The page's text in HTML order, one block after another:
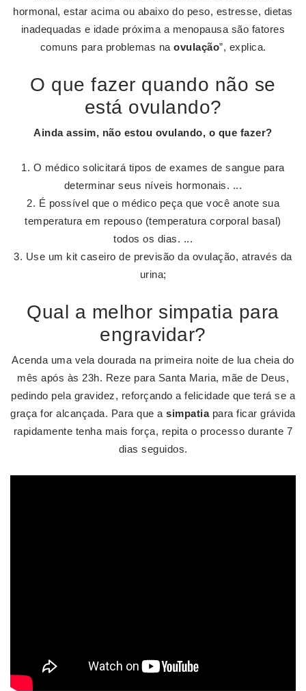
hormonal, estar acima ou abaixo do peso, estresse, dietas
inadequadas e idade próxima a menopausa são fatores
comuns para problemas na ovulação”, explica.
O que fazer quando não se
está ovulando?
Ainda assim, não estou ovulando, o que fazer?
O médico solicitará tipos de exames de sangue para
determinar seus níveis hormonais. ...
É possível que o médico peça que você anote sua
temperatura em repouso (temperatura corporal basal)
todos os dias. ...
Use um kit caseiro de previsão da ovulação, através da
urina;
Qual a melhor simpatia para
engravidar?
Acenda uma vela dourada na primeira noite de lua cheia do
mês após às 23h. Reze para Santa Maria, mãe de Deus,
pedindo pela gravidez, reforçando a felicidade que terá se a
graça for alcançada. Para que asimpatiapara ficar grávida
rapidamente tenha mais força, repita o processo durante 7
dias seguidos.